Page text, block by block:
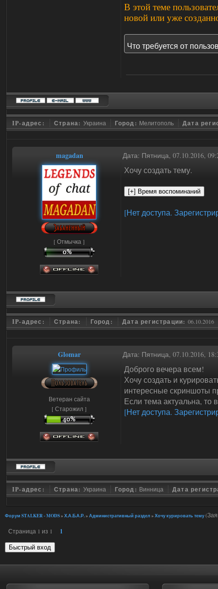
В этой теме
новой или уже
Что требуется от
IP-адрес: Страна: Украина Город: Мелитополь Дата
magadan Дата: Пятница, 07.10.2016,
[ Отмычка ]
Хочу создать тему.
[Нет доступа.
IP-адрес: Страна: Город: Дата регистрации: 06.10.2016
Glomar Дата: Пятница, 07.10.2016,
Ветеран сайта
[ Старожил ]
Доброго вечера всем!
Хочу создать и
интересные скриншоты
Если тема актуальна, то
[Нет доступа.
IP-адрес: Страна: Украина Город: Винница Дата
Форум STALKER - MODS» Х.А.Б.А.Р.» Административный раздел » Хочу курировать тему
Страница 1 из 1 1